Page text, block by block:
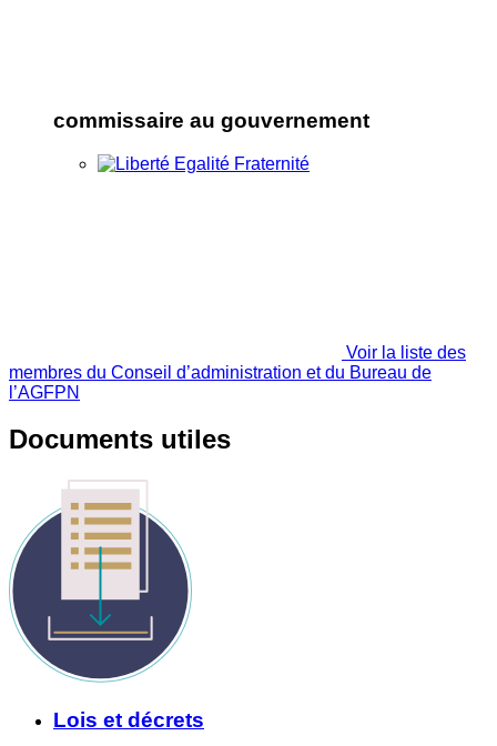
commissaire au gouvernement
Voir la liste des
membres du Conseil d’administration et du Bureau de
l’AGFPN
Documents utiles
Lois et décrets